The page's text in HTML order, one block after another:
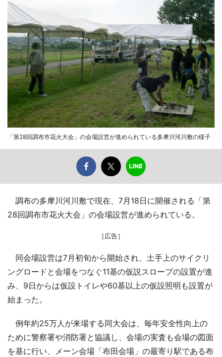
「第28回調布市花火大会」の会場設営が進められている多摩川河川敷の様子
調布の多摩川河川敷で現在、7月18日に開催される「第
28回調布市花火大会」の会場設営が進められている。
［広告］
同会場設営は7月初旬から開始され、土手上のサイクリ
ングロードと会場をつなぐ11基の仮説スロープの設置が進
み、9日からは仮設トイレや60基以上の仮設照明も設置が
始まった。
例年約25万人が来場する同大会は、毎年安全性向上の
ために警察署や消防署と協議し、会場の実査も会場の図面
を基に行い、メーン会場「布田会場」の最寄り駅である布